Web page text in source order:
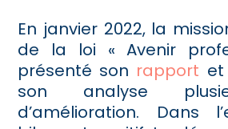
En janvier 2022, la
de la loi « Avenir
présenté son rapport
son analyse
d’amélioration. Dans